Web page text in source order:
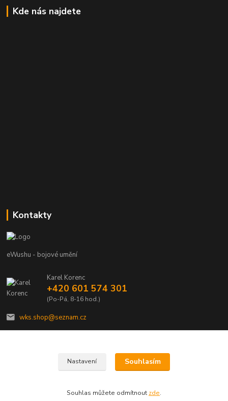
Kde nás najdete
Kontakty
eWushu - bojové umění
Karel Korenc
+420 601 574 301
(Po-Pá, 8-16 hod.)
wks.shop@seznam.cz
© Copyright 2021 - Young shop s.r.o., Jaurisova 515/4, Michle, 140 00 Praha 4
Nastavení Souhlasím
Souhlas můžete odmítnout zde.